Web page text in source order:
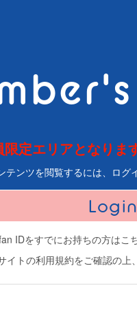
限定エリアとなりま
テンツを閲覧するには、ログ
Login
IDをすでにお持ちの方はこ
イトの利用規約をご確認の上